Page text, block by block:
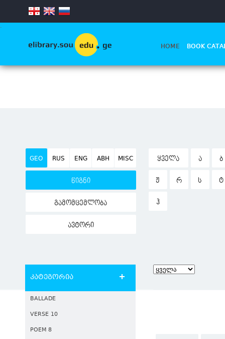
.
HOME BOOK
GEO RUS ENG ABH MISC
წიგნი
გამომცემლობა
ავტორი
ᲧᲕᲔᲚᲐ Ა Ბ
Ჟ Რ Ს Ტ
Ჰ
კატეგორია
BALLADE
VERSE 10
POEM 8